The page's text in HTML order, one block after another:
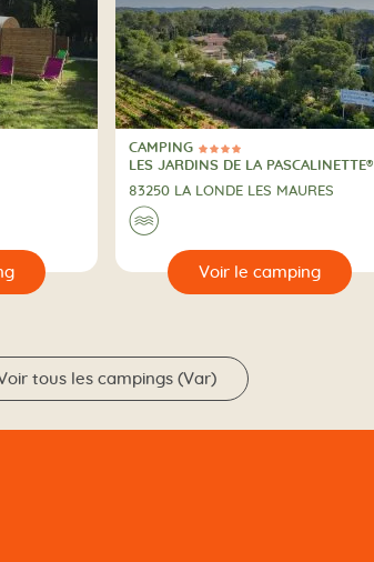
4 Étoiles
CAMPING
CAMPING
LES JARDINS DE LA PASCALINETTE®
83250 LA LONDE LES MAURES
Au bord de l'eau
🌊
🔍 Voir le camping
tous les campings (Var)